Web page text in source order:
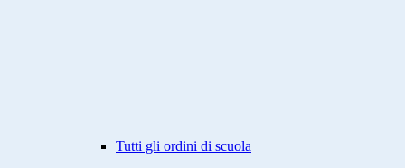
Tutti gli ordini di scuola